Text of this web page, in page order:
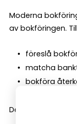
Moderna
av bokföringen.
föreslå
matcha
bokföra
Det gör arbetet